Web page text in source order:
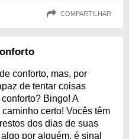
COMPARTILHAR
conforto, mas, por
de tentar coisas
Bingo! A
certo! Vocês têm
dos dias de suas
por alguém, é sinal